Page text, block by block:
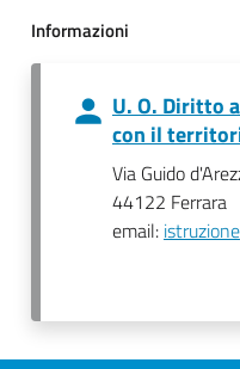
Informazioni
U. O. Diritto
con il
Via Guido
44122 Ferrara
email: